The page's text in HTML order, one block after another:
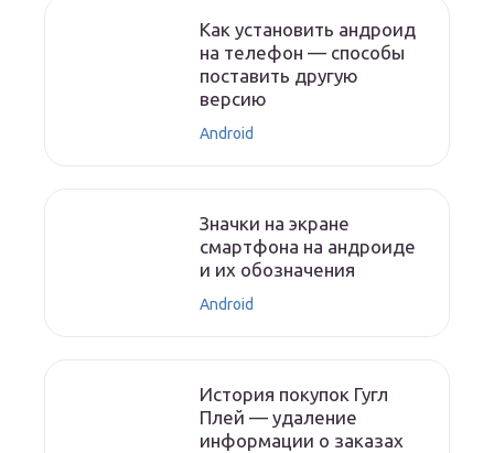
Как установить андроид
на телефон — способы
поставить другую
версию
Android
Значки на экране
смартфона на андроиде
и их обозначения
Android
История покупок Гугл
Плей — удаление
информации о заказах